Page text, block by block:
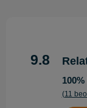
9.8
100%
(11